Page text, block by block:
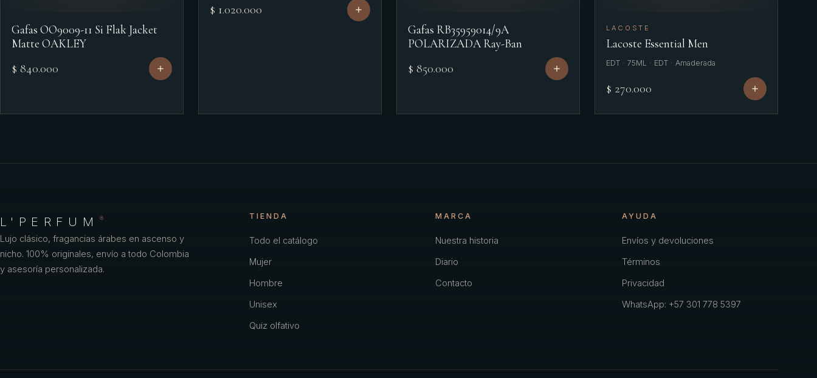
Gafas OO9009-11 Si Flak Jacket
Matte OAKLEY
$ 840.000
$ 1.020.000
Gafas RB35959014/9A
POLARIZADA Ray-Ban
$ 850.000
LACOSTE
Lacoste Essential Men
EDT · 75ML · EDT · Amaderada
$ 270.000
L'PERFUM ®
Lujo clásico, fragancias árabes en ascenso y
nicho. 100% originales, envío a todo Colombia
y asesoría personalizada.
TIENDA
Todo el catálogo
Mujer
Hombre
Unisex
Quiz olfativo
MARCA
Nuestra historia
Diario
Contacto
AYUDA
Envíos y devoluciones
Términos
Privacidad
WhatsApp: +57 301 778 5397